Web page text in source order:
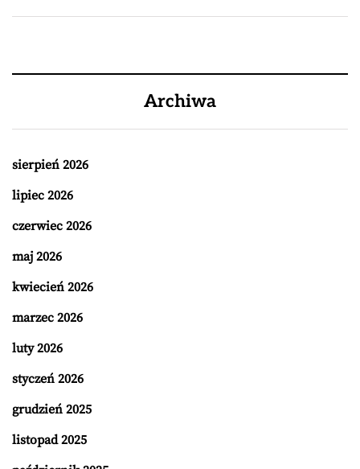
Archiwa
sierpień 2026
lipiec 2026
czerwiec 2026
maj 2026
kwiecień 2026
marzec 2026
luty 2026
styczeń 2026
grudzień 2025
listopad 2025